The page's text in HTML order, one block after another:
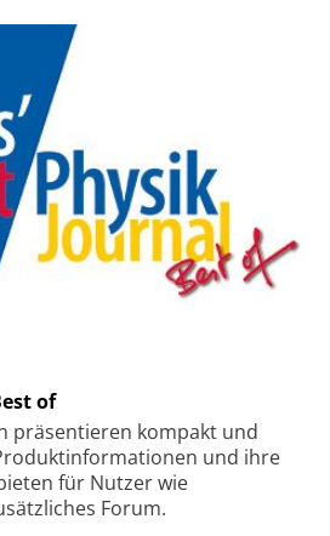
of
präsentieren kompakt und
und ihre
für Nutzer wie
Forum.